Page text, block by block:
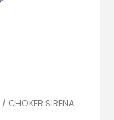
/ CHOKER SIRENA